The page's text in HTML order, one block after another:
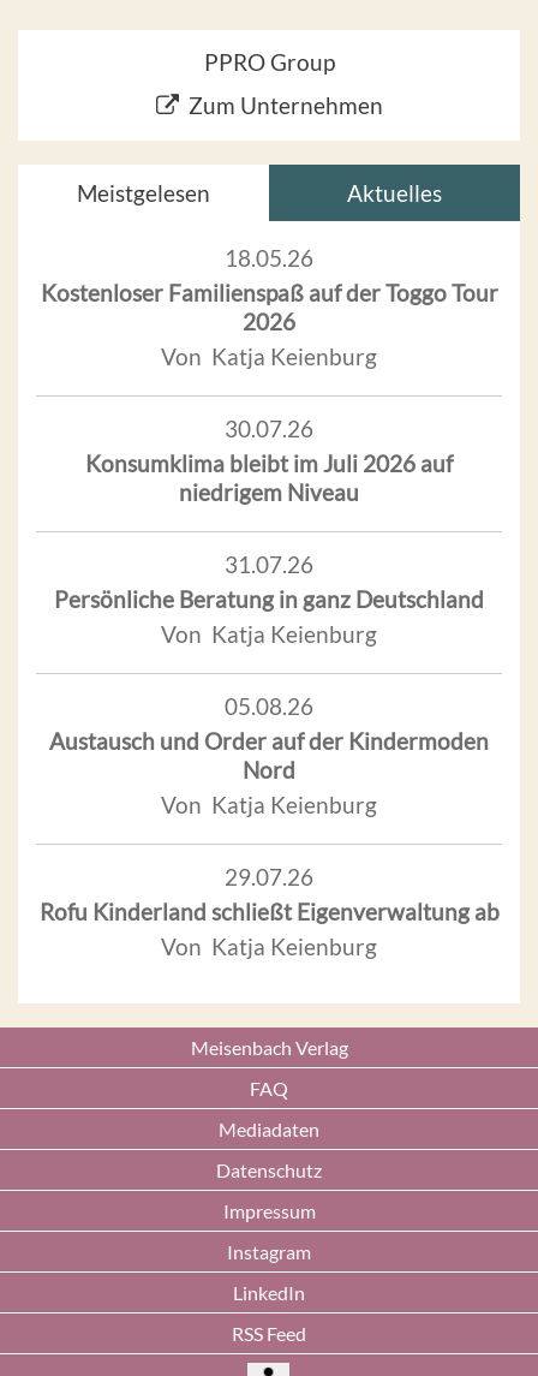
PPRO Group
Zum Unternehmen
Meistgelesen Aktuelles
18.05.26
Kostenloser Familienspaß auf der Toggo Tour
2026
Von Katja Keienburg
30.07.26
Konsumklima bleibt im Juli 2026 auf
niedrigem Niveau
31.07.26
Persönliche Beratung in ganz Deutschland
Von Katja Keienburg
05.08.26
Austausch und Order auf der Kindermoden
Nord
Von Katja Keienburg
29.07.26
Rofu Kinderland schließt Eigenverwaltung ab
Von Katja Keienburg
Meisenbach Verlag
FAQ
Mediadaten
Datenschutz
Impressum
Instagram
LinkedIn
RSS Feed